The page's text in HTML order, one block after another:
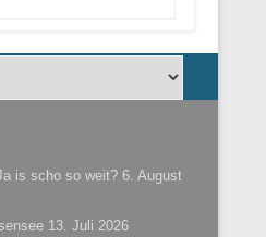
is scho so weit? 6. August
13. Juli 2026